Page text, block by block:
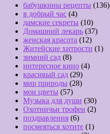
бабушкины рецепты (136)
в добрый час (4)
дамские секреты (10)
Домашний лекарь (37)
женская красота (12)
Житейские хитрости (1)
зимний сад (8)
интересное кино (4)
красивый сад (29)
мир природы (28)
мои цветы (57)
Музыка для души (30)
Охотничьи трофеи (2)
поздравления (6)
посмеяться хотите (1)